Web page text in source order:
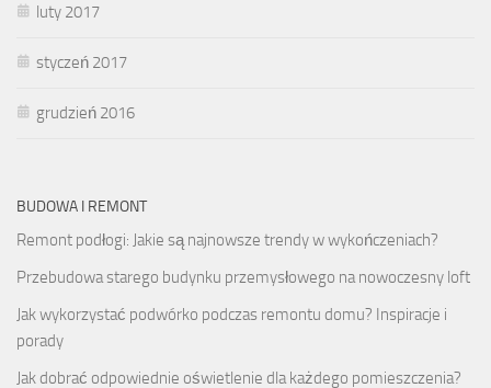
luty 2017
styczeń 2017
grudzień 2016
BUDOWA I REMONT
Remont podłogi: Jakie są najnowsze trendy w wykończeniach?
Przebudowa starego budynku przemysłowego na nowoczesny loft
Jak wykorzystać podwórko podczas remontu domu? Inspiracje i
porady
Jak dobrać odpowiednie oświetlenie dla każdego pomieszczenia?